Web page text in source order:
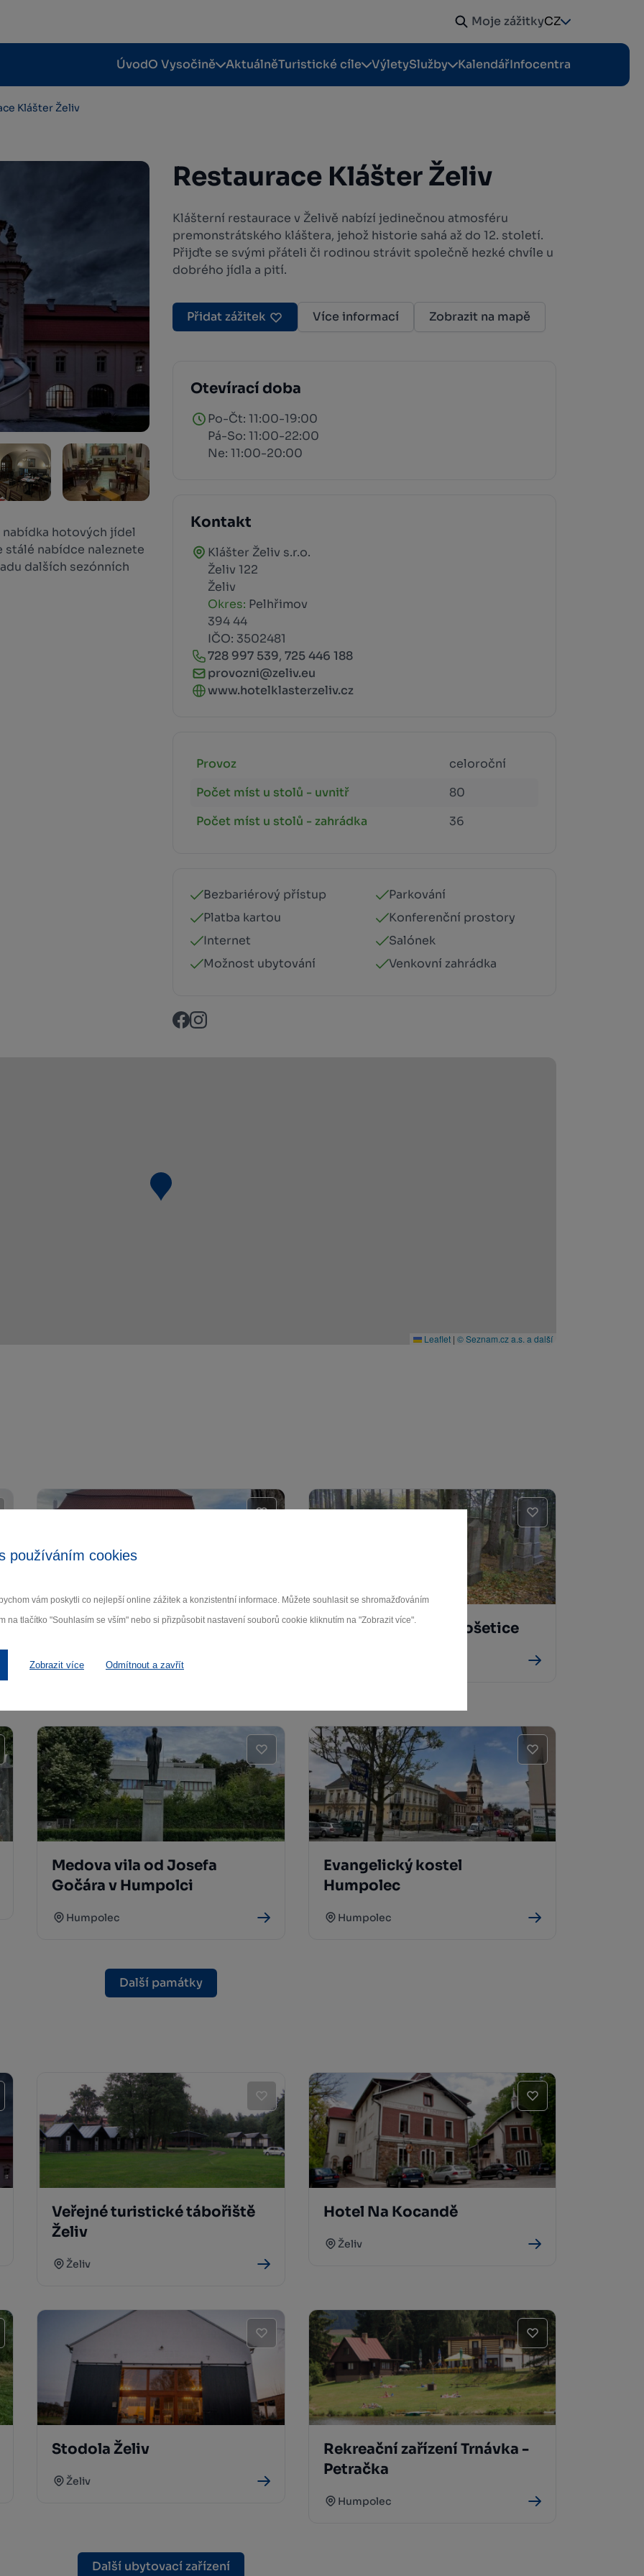
používáním cookies
vám poskytli co nejlepší online zážitek a konzistentní informace. Můžete souhlasit se shromažďováním
na tlačítko "Souhlasím se vším" nebo si přizpůsobit nastavení souborů cookie kliknutím na "Zobrazit více".
Zobrazit více Odmítnout a zavřít
Moje zážitkyCZ
ÚvodO Vysočině AktuálněTuristické cíle VýletySlužby KalendářInfocentra
Klášter Želiv
Restaurace Klášter Želiv
Klášterní restaurace v Želivě nabízí jedinečnou atmosféru
premonstrátského kláštera, jehož historie sahá až do 12. století.
Přijďte se svými přáteli či rodinou strávit společně hezké chvíle u
dobrého jídla a pití.
Přidat zážitek Více informací Zobrazit na mapě
Otevírací doba
Po-Čt: 11:00-19:00
Pá-So: 11:00-22:00
Ne: 11:00-20:00
Kontakt
Klášter Želiv s.r.o.
Želiv 122
Želiv
Okres: Pelhřimov
394 44
IČO: 3502481
728 997 539, 725 446 188
provozni@zeliv.eu
www.hotelklasterzeliv.cz
Provoz
celoroční
Počet míst u stolů - uvnitř
80
Počet míst u stolů - zahrádka
36
Bezbariérový přístup
Platba kartou
Internet
Možnost ubytování
Parkování
Konferenční prostory
Salónek
Venkovní zahrádka
nabídka hotových jídel
stálé nabídce naleznete
dalších sezónních
Leaflet | © Seznam.cz a.s. a další
Zámek Červená Řečice
Červená Řečice
Židovský hřbitov Košetice
Medova vila od Josefa
Gočára v Humpolci
Humpolec
Evangelický kostel
Humpolec
Humpolec
Další památky
Veřejné turistické tábořiště
Želiv
Želiv
Hotel Na Kocandě
Želiv
Stodola Želiv
Želiv
Rekreační zařízení Trnávka -
Petračka
Humpolec
Další ubytovací zařízení